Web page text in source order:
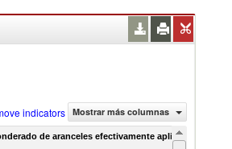
indicators Mostrar más columnas
de aranceles efectivamente aplicados (%)